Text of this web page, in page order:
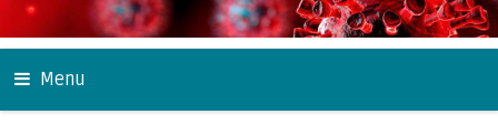
Menu